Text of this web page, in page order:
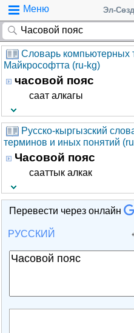
Меню Эл-
Словарь компьютерных
Майкрософтта (ru-kg)
часовой пояс
саат алкагы
Русско-кыргызский
терминов и иных понятий
Часовой пояс
сааттык алкак
Перевести через онлайн
РУССКИЙ